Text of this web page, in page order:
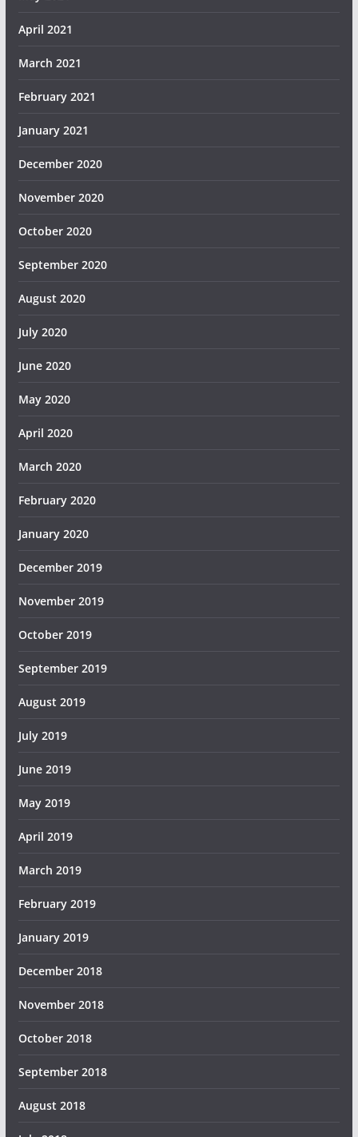
April 2021
March 2021
February 2021
January 2021
December 2020
November 2020
October 2020
September 2020
August 2020
July 2020
June 2020
May 2020
April 2020
March 2020
February 2020
January 2020
December 2019
November 2019
October 2019
September 2019
August 2019
July 2019
June 2019
May 2019
April 2019
March 2019
February 2019
January 2019
December 2018
November 2018
October 2018
September 2018
August 2018